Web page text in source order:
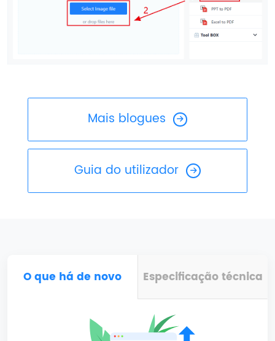
Mais blogues
Guia do utilizador
O que há de novo Especificação técnica